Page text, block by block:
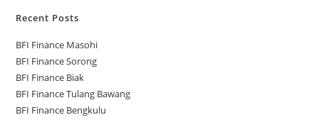
Recent Posts
BFI Finance Masohi
BFI Finance Sorong
BFI Finance Biak
BFI Finance Tulang Bawang
BFI Finance Bengkulu